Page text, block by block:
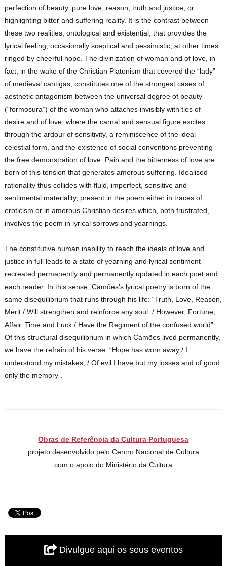
perfection of beauty, pure love, reason, truth and justice, or
highlighting bitter and suffering reality. It is the contrast between
these two realities, ontological and existential, that provides the
lyrical feeling, occasionally sceptical and pessimistic, at other times
ringed by cheerful hope. The divinization of woman and of love, in
fact, in the wake of the Christian Platonism that covered the “lady”
of medieval cantigas, constitutes one of the strongest cases of
aesthetic antagonism between the universal degree of beauty
(“formosura”) of the woman who attaches invisibly with ties of
desire and of love, where the carnal and sensual figure excites
through the ardour of sensitivity, a reminiscence of the ideal
celestial form, and the existence of social conventions preventing
the free demonstration of love. Pain and the bitterness of love are
born of this tension that generates amorous suffering. Idealised
rationality thus collides with fluid, imperfect, sensitive and
sentimental materiality, present in the poem either in traces of
eroticism or in amorous Christian desires which, both frustrated,
involves the poem in lyrical sorrows and yearnings.
The constitutive human inability to reach the ideals of love and
justice in full leads to a state of yearning and lyrical sentiment
recreated permanently and permanently updated in each poet and
each reader. In this sense, Camões’s lyrical poetry is born of the
same disequilibrium that runs through his life: “Truth, Love, Reason,
Merit / Will strengthen and reinforce any soul. / However, Fortune,
Affair, Time and Luck / Have the Regiment of the confused world”.
Of this structural disequilibrium in which Camões lived permanently,
we have the refrain of his verse: “Hope has worn away / I
understood my mistakes; / Of evil I have but my losses and of good
only the memory”.
Obras de Referência da Cultura Portuguesa
projeto desenvolvido pelo Centro Nacional de Cultura
com o apoio do Ministério da Cultura
Divulgue aqui os seus eventos